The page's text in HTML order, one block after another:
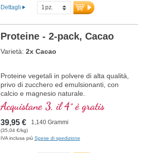
Dettagli
Proteine - 2‑pack, Cacao
Varietà: 2x Cacao
Proteine vegetali in polvere di alta qualità,
privo di zucchero ed emulsionanti, con
calcio e magnesio naturale.
Acquistane 3, il 4° è gratis
39,95 € 1,140 Grammi
(35,04 €/kg)
IVA inclusa più Spese di spedizione